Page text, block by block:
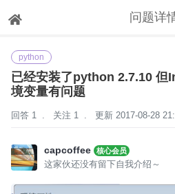
问题详
下拉刷
python
已经安装了python 2.7.10 但
境变量有问题
回答 1 . 关注 1 . 更新 2017-08-28
capcoffee 核心会员
这家伙还没有留下自我介绍～